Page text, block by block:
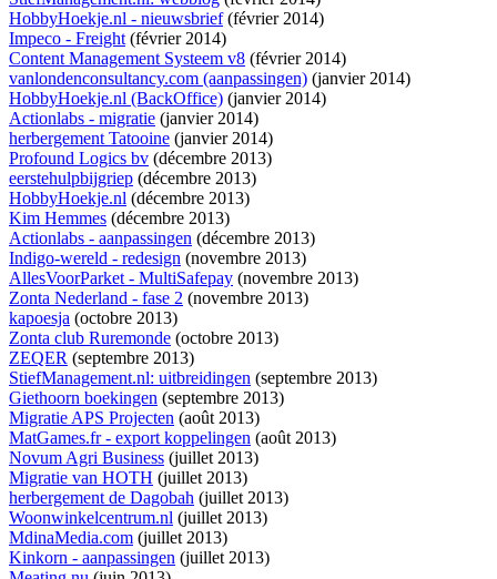
HobbyHoekje.nl - nieuwsbrief(février 2014)
Impeco - Freight(février 2014)
Content Management Systeem v8 (février 2014)
vanlondenconsultancy.com (aanpassingen) (janvier 2014)
HobbyHoekje.nl (BackOffice) (janvier 2014)
Actionlabs - migratie (janvier 2014)
herbergement Tatooine (janvier 2014)
Profound Logics bv (décembre 2013)
eerstehulpbijgriep (décembre 2013)
HobbyHoekje.nl (décembre 2013)
Kim Hemmes (décembre 2013)
Actionlabs - aanpassingen (décembre 2013)
Indigo-wereld - redesign (novembre 2013)
AllesVoorParket - MultiSafepay (novembre 2013)
Zonta Nederland - fase 2 (novembre 2013)
kapoesja (octobre 2013)
Zonta club Ruremonde (octobre 2013)
ZEQER (septembre 2013)
StiefManagement.nl: uitbreidingen (septembre 2013)
Giethoorn boekingen (septembre 2013)
Migratie APS Projecten (août 2013)
MatGames.fr - export koppelingen (août 2013)
Novum Agri Business (juillet 2013)
Migratie van HOTH (juillet 2013)
herbergement de Dagobah (juillet 2013)
Woonwinkelcentrum.nl (juillet 2013)
MdinaMedia.com (juillet 2013)
Kinkorn - aanpassingen (juillet 2013)